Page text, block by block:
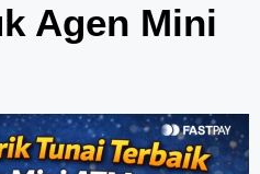
Agen Mini